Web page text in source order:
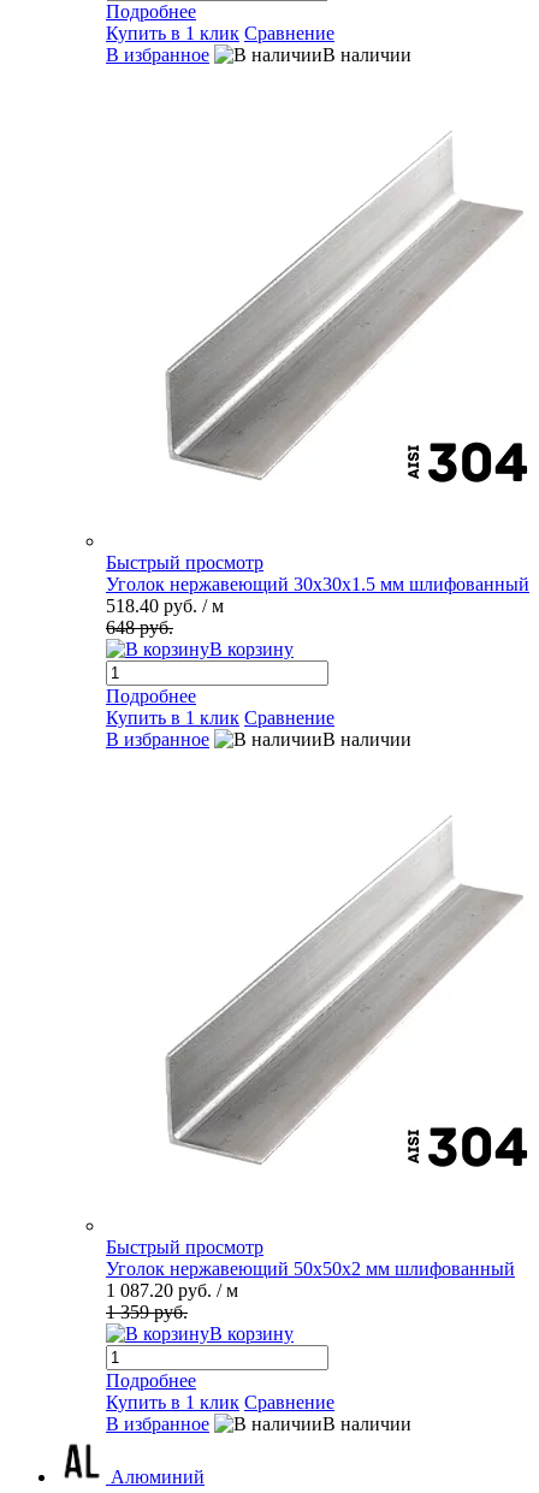
Подробнее
Купить в 1 клик Сравнение
В избранное
В наличии
Быстрый просмотр
Уголок нержавеющий 30х30х1.5 мм шлифованный
518.40 руб. / м
648 руб.
В корзину
Подробнее
Купить в 1 клик Сравнение
В избранное
В наличии
Быстрый просмотр
Уголок нержавеющий 50х50х2 мм шлифованный
1 087.20 руб. / м
1 359 руб.
В корзину
Подробнее
Купить в 1 клик Сравнение
В избранное
В наличии
Алюминий